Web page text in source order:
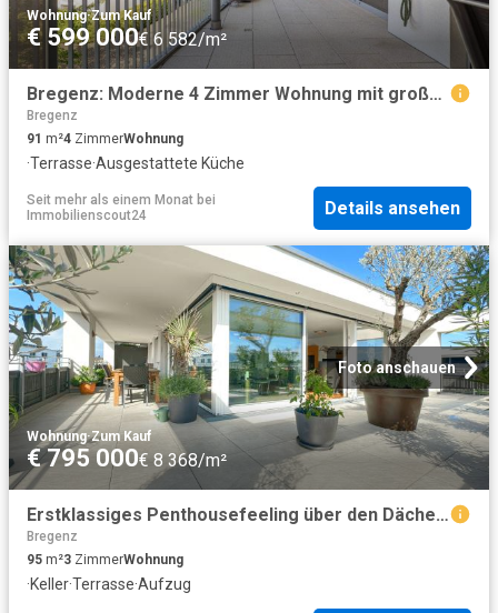
Wohnung·Zum Kauf
€ 599 000€ 6 582/m²
Bregenz: Moderne 4 Zimmer Wohnung mit großer Terrasse!
Bregenz
91 m²4 ZimmerWohnung
·Terrasse·Ausgestattete Küche
Seit mehr als einem Monat bei
Immobilienscout24
Details ansehen
Foto anschauen
Wohnung·Zum Kauf
€ 795 000€ 8 368/m²
Erstklassiges Penthousefeeling über den Dächern von Bregenz
Bregenz
95 m²3 ZimmerWohnung
·Keller·Terrasse·Aufzug